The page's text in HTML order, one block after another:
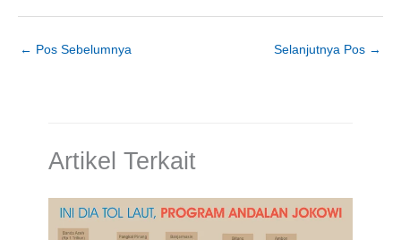
← Pos Sebelumnya Selanjutnya Pos →
Artikel Terkait